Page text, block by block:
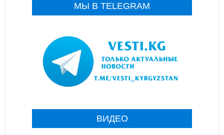
МЫ В TELEGRAM
ВИДЕО